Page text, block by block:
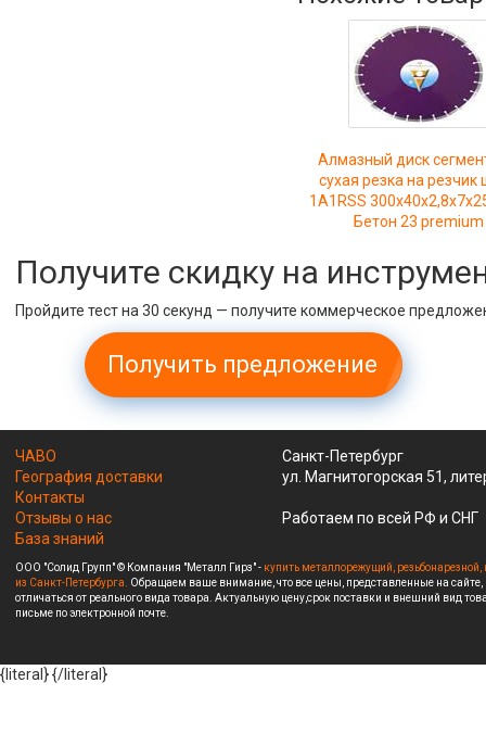
Алмазный диск
сухая резка на резчик
1A1RSS
Бетон 23 premium
Получите скидку на
Пройдите тест на 30 секунд — получите коммерческое
Получить предложение
ЧАВО
География доставки
Контакты
Отзывы о нас
База знаний
Санкт-Петербург
ул. Магнитогорская 51,
Работаем по всей РФ и СНГ
ООО "Солид Групп" © Компания "Металл Гирз" - купить металлорежущий,
из Санкт-Петербурга. Обращаем ваше внимание, что все цены, представленные на
отличаться от реального вида товара. Актуальную цену,срок поставки и внешний вид
письме по электронной почте.
{literal}{/literal}